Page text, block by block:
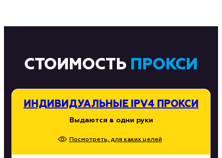
СТОИМОСТЬ ПРОКСИ
ИНДИВИДУАЛЬНЫЕ IPV4 ПРОКСИ
Выдаются в одни руки
Посмотреть, для каких целей